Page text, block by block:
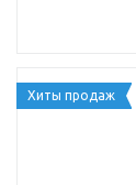
Хиты продаж